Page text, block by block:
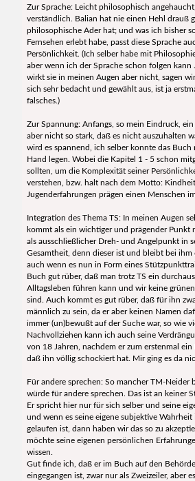
Zur Sprache: Leicht philosophisch
verständlich. Balian hat nie einen Hehl drauß
philosophische Ader hat; und was ich bisher
Fernsehen erlebt habe, passt diese Sprache
Persönlichkeit. (Ich selber habe mit
aber wenn ich der Sprache schon folgen kann
wirkt sie in meinen Augen aber nicht, sagen
sich sehr bedacht und gewählt aus, ist ja
falsches.)
Zur Spannung: Anfangs, so mein Eindruck,
aber nicht so stark, daß es nicht auszuhalten
wird es spannend, ich selber konnte das Buch
Hand legen. Wobei die Kapitel 1 - 5 schon
sollten, um die Komplexität seiner
verstehen, bzw. halt nach dem Motto:
Jugenderfahrungen prägen einen Menschen
Integration des Thema TS: In meinen Augen
kommt als ein wichtiger und prägender Punkt
als ausschließlicher Dreh- und Angelpunkt in
Gesamtheit, denn dieser ist und bleibt bei ihm
auch wenn es nun in Form eines
Buch gut rüber, daß man trotz TS ein
Alltagsleben führen kann und wir keine
sind. Auch kommt es gut rüber, daß für ihn
männlich zu sein, da er aber keinen Namen
immer (un)bewußt auf der Suche war, so wie
Nachvollziehen kann ich auch seine
von 18 Jahren, nachdem er zum erstenmal ein
daß ihn völlig schockiert hat. Mir ging es da
Für andere sprechen: So mancher TM-Neider
würde für andere sprechen. Das ist an keiner
Er spricht hier nur für sich selber und seine
und wenn es seine eigene subjektive Wahrheit
gelaufen ist, dann haben wir das so zu
möchte seine eigenen persönlichen
wissen.
Gut finde ich, daß er im Buch auf den
eingegangen ist, zwar nur als Zweizeiler, aber